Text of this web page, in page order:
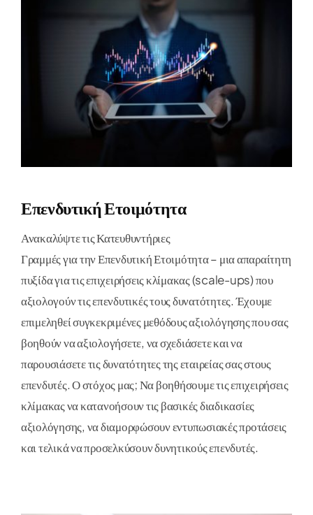
Επενδυτική Ετοιμότητα
Ανακαλύψτε τις Κατευθυντήριες
Γραμμές για την Επενδυτική Ετοιμότητα – μια απαραίτητη
πυξίδα για τις επιχειρήσεις κλίμακας (scale-ups) που
αξιολογούν τις επενδυτικές τους δυνατότητες. Έχουμε
επιμεληθεί συγκεκριμένες μεθόδους αξιολόγησης που σας
βοηθούν να αξιολογήσετε, να σχεδιάσετε και να
παρουσιάσετε τις δυνατότητες της εταιρείας σας στους
επενδυτές. Ο στόχος μας; Να βοηθήσουμε τις επιχειρήσεις
κλίμακας να κατανοήσουν τις βασικές διαδικασίες
αξιολόγησης, να διαμορφώσουν εντυπωσιακές προτάσεις
και τελικά να προσελκύσουν δυνητικούς επενδυτές.